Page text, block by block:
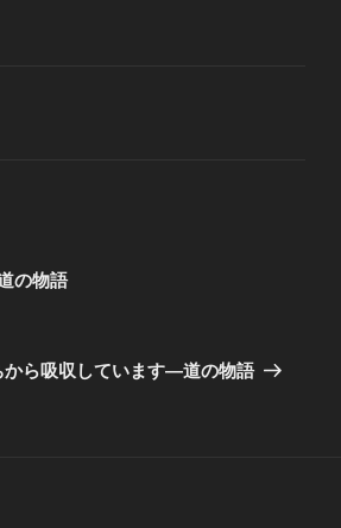
の物語
から吸収しています―道の物語